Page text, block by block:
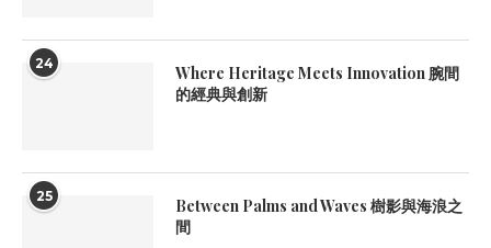
24
Where Heritage Meets Innovation 腕間
的經典與創新
25
Between Palms and Waves 樹影與海浪之
間